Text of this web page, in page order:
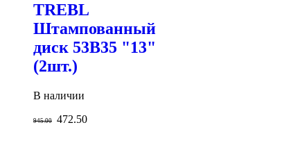
TREBL
Штампованный
диск 53B35 "13"
(2шт.)
В наличии
945.00 472.50